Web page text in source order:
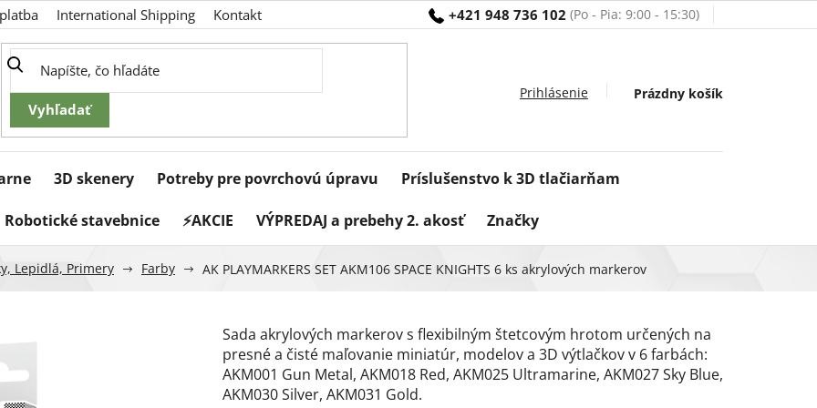
+421 948 736 102
International Shipping Kontakt
Nákupný
Prázdny košík
3D skenery Potreby pre povrchovú úpravu Príslušenstvo k 3D tlačiarňam
Robotické stavebnice ⚡AKCIE VÝPREDAJ a prebehy 2. akosť Značky
Lepidlá, Primery Farby AK PLAYMARKERS SET AKM106 SPACE KNIGHTS 6 ks akrylových markerov
Sada akrylových markerov s flexibilným štetcovým hrotom určených na
presné a čisté maľovanie miniatúr, modelov a 3D výtlačkov v 6 farbách:
AKM001 Gun Metal, AKM018 Red, AKM025 Ultramarine, AKM027 Sky Blue,
AKM030 Silver, AKM031 Gold.